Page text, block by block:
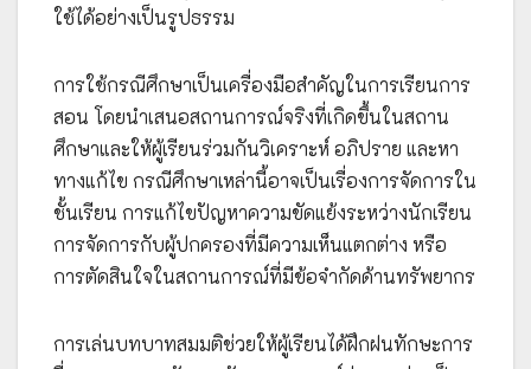
ใช้ได้อย่างเป็นรูปธรรม
การใช้กรณีศึกษาเป็นเครื่องมือสำคัญในการเรียนการ
สอน โดยนำเสนอสถานการณ์จริงที่เกิดขึ้นในสถาน
ศึกษาและให้ผู้เรียนร่วมกันวิเคราะห์ อภิปราย และหา
ทางแก้ไข กรณีศึกษาเหล่านี้อาจเป็นเรื่องการจัดการใน
ชั้นเรียน การแก้ไขปัญหาความขัดแย้งระหว่างนักเรียน
การจัดการกับผู้ปกครองที่มีความเห็นแตกต่าง หรือ
การตัดสินใจในสถานการณ์ที่มีข้อจำกัดด้านทรัพยากร
การเล่นบทบาทสมมติช่วยให้ผู้เรียนได้ฝึกฝนทักษะการ